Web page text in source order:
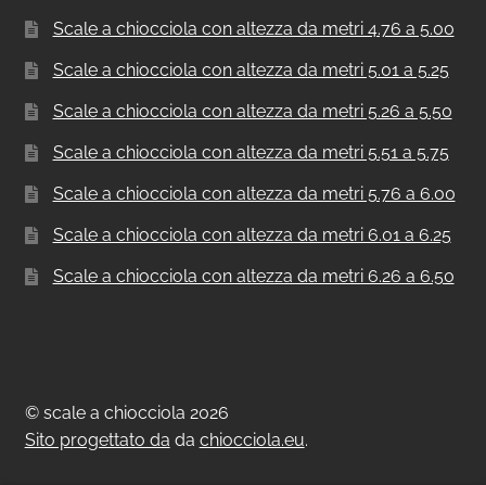
Scale a chiocciola con altezza da metri 4.76 a 5.00
Scale a chiocciola con altezza da metri 5.01 a 5.25
Scale a chiocciola con altezza da metri 5.26 a 5.50
Scale a chiocciola con altezza da metri 5.51 a 5.75
Scale a chiocciola con altezza da metri 5.76 a 6.00
Scale a chiocciola con altezza da metri 6.01 a 6.25
Scale a chiocciola con altezza da metri 6.26 a 6.50
© scale a chiocciola 2026
Sito progettato da da chiocciola.eu.